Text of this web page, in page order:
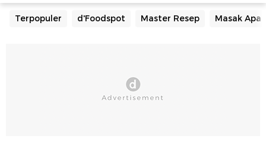
Terpopuler d'Foodspot Master Resep Masak Apa